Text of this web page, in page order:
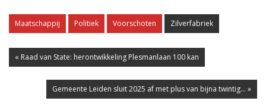
Maatschappij Politiek Voorschoten Zilverfabriek
« Raad van State: herontwikkeling Plesmanlaan 100 kan
Gemeente Leiden sluit 2025 af met plus van bijna twintig... »